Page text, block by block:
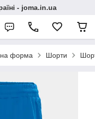
- joma.in.ua
форма Шорти